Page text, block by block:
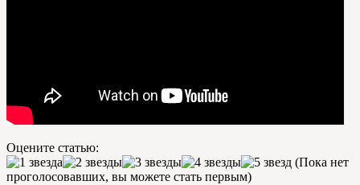
Оцените статью:
(Пока нет
проголосовавших, вы можете стать первым)